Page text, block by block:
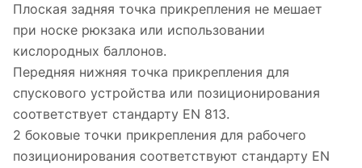
Плоская задняя точка прикрепления не мешает
при носке рюкзака или использовании
кислородных баллонов.
Передняя нижняя точка прикрепления для
спускового устройства или позиционирования
соответствует стандарту EN 813.
2 боковые точки прикрепления для рабочего
позиционирования соответствуют стандарту EN